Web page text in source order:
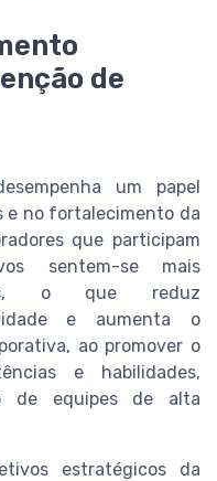
de
um papel
e no fortalecimento da
que participam
sentem-se mais
o que reduz
e aumenta o
ao promover o
e habilidades,
de equipes de alta
estratégicos da